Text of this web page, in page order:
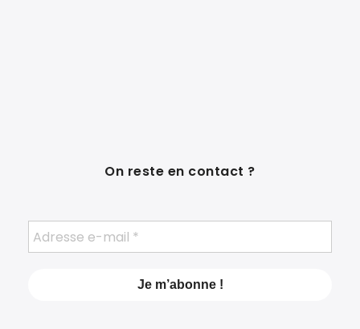
On reste en contact ?